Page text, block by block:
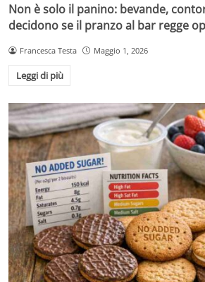
Non è solo il panino: bevande,
decidono se il pranzo al bar regge
Francesca Testa Maggio 1, 2026
Leggi di più